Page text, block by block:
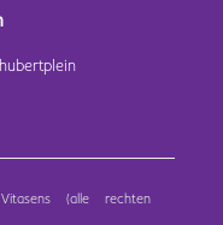
(alle rechten